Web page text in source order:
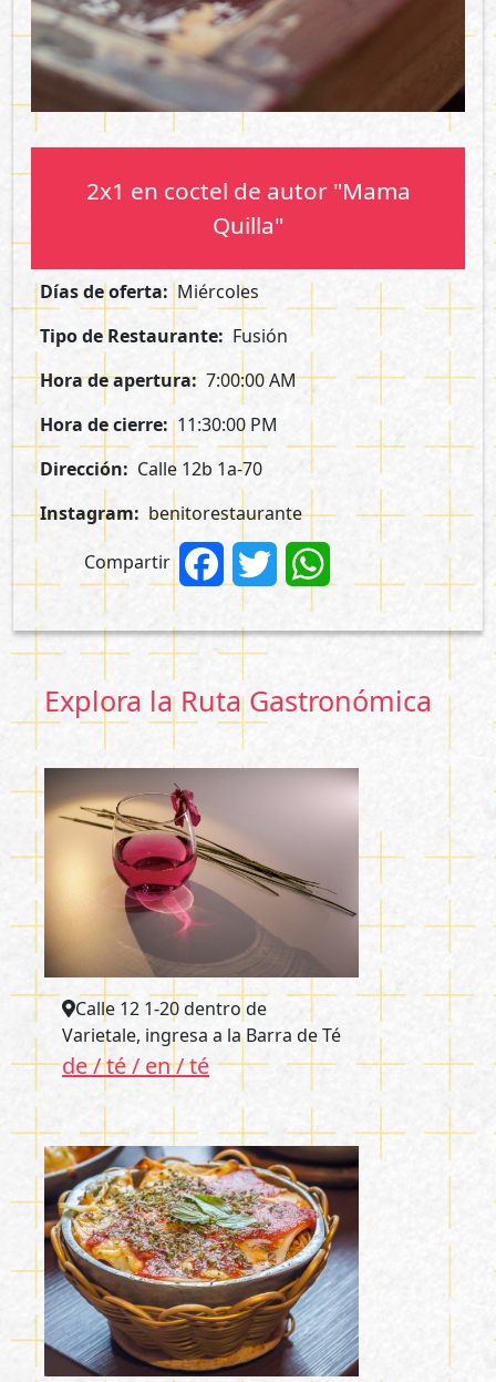
2x1 en coctel de autor "Mama
Quilla"
Días de oferta
Miércoles
Tipo de Restaurante
Fusión
Hora de apertura 7:00:00 AM
Hora de cierre
11:30:00 PM
Dirección
Calle 12b 1a-70
Instagram
benitorestaurante
Compartir
FacebookTwitter WhatsApp
Explora la Ruta Gastronómica
Calle 12 1-20 dentro de
Varietale, ingresa a la Barra de Té
de / té / en / té